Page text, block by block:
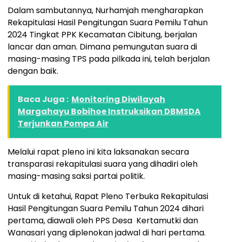
Dalam sambutannya, Nurhamjah mengharapkan
Rekapitulasi Hasil Pengitungan Suara Pemilu Tahun
2024 Tingkat PPK Kecamatan Cibitung, berjalan
lancar dan aman. Dimana pemungutan suara di
masing-masing TPS pada pilkada ini, telah berjalan
dengan baik.
Baca Juga : Monitoring Diwilayah
Margahayu Bobihoe Instruksikan DBMSDA
Terjunkan Pompa Air
Melalui rapat pleno ini kita laksanakan secara
transparasi rekapitulasi suara yang dihadiri oleh
masing-masing saksi partai politik.
Untuk di ketahui, Rapat Pleno Terbuka Rekapitulasi
Hasil Pengitungan Suara Pemilu Tahun 2024 dihari
pertama, diawali oleh PPS Desa Kertamutki dan
Wanasari yang diplenokan jadwal di hari pertama.